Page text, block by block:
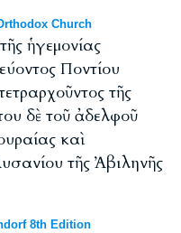
Church
ἡγεμονίας
Ποντίου
τῆς
δὲ τοῦ ἀδελφοῦ
καὶ
τῆς Ἀβιληνῆς
8th Edition